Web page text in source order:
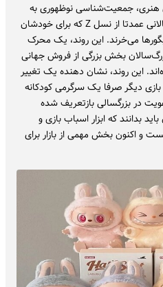
هنری، جمعیت‌شناسی نوظهوری به
نام «کودک بزرگسال» است؛ بزرگسالانی عمدتا از نسل Z که برای خودشان
می‌خرند. این روند، یک محرک
بخش بزرگی از فروش جهانی
این روند، نشان دهنده یک تغییر
دیگر صرفا یک سرگرمی کودکانه
در بزرگسالی بازتعریف شده
بدانند که ابزار اسباب ‌بازی و
و اکنون بخش مهمی از بازار برای